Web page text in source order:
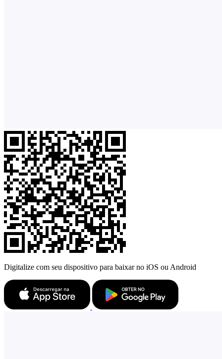
Digitalize com seu dispositivo para baixar no iOS ou Android